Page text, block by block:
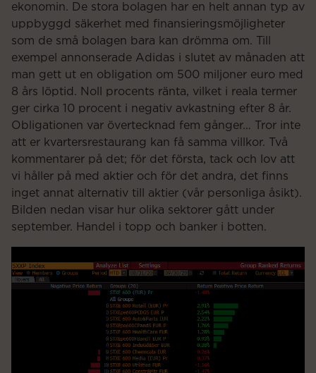
ekonomin. De stora bolagen har en helt annan typ av
uppbyggd säkerhet med finansieringsmöjligheter
som de små bolagen bara kan drömma om. Till
exempel annonserade Adidas i slutet av månaden att
man gett ut en obligation om 500 miljoner euro med
8 års löptid. Noll procents ränta, vilket i reala termer
ger cirka 10 procent i negativ avkastning efter 8 år.
Obligationen var övertecknad fem gånger… Tror inte
att er kvartersrestaurang kan få samma villkor. Två
kommentarer på det; för det första, tack och lov att
vi håller på med aktier och för det andra, det finns
inget annat alternativ till aktier (vår personliga åsikt).
Bilden nedan visar hur olika sektorer gått under
september. Handel i topp och banker i botten.